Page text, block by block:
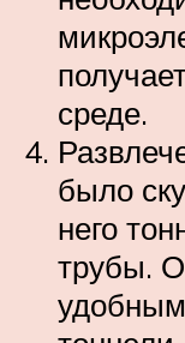
среде.
было
него
трубы.